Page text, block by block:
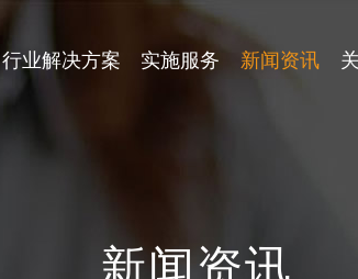
行业解决方案
印刷行业
实施服务 新闻资讯
新闻资讯